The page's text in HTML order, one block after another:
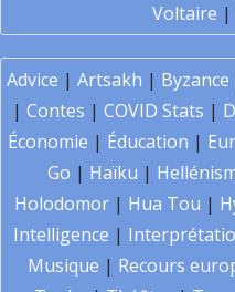
Voltaire |
Advice | Artsakh | Byzance
| Contes | COVID Stats |
Économie | Éducation |
Go | Haïku |
Holodomor | Hua Tou |
Intelligence |
Musique | Recours